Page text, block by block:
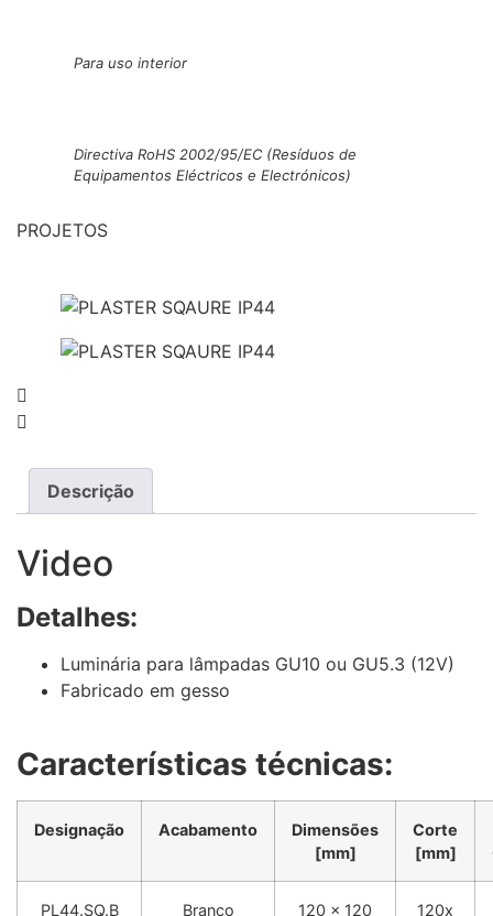
Para uso interior
Directiva RoHS 2002/95/EC (Resíduos de
Equipamentos Eléctricos e Electrónicos)
PROJETOS
Descrição
Video
Detalhes:
Luminária para lâmpadas GU10 ou GU5.3 (12V)
Fabricado em gesso
Características técnicas:
Designação Acabamento
Dimensões
[mm]
Corte
[mm]
PL44.SQ.B Branco 120 x 120 120x